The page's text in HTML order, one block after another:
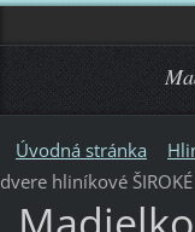
Úvodná stránka
dvere hliníkové